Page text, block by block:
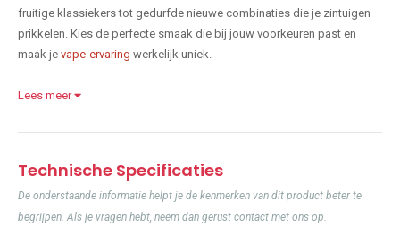
fruitige klassiekers tot gedurfde nieuwe combinaties die je zintuigen
prikkelen. Kies de perfecte smaak die bij jouw voorkeuren past en
maak je vape-ervaring werkelijk uniek.
Lees meer
Technische Specificaties
De onderstaande informatie helpt je de kenmerken van dit product beter te
begrijpen. Als je vragen hebt, neem dan gerust contact met ons op.